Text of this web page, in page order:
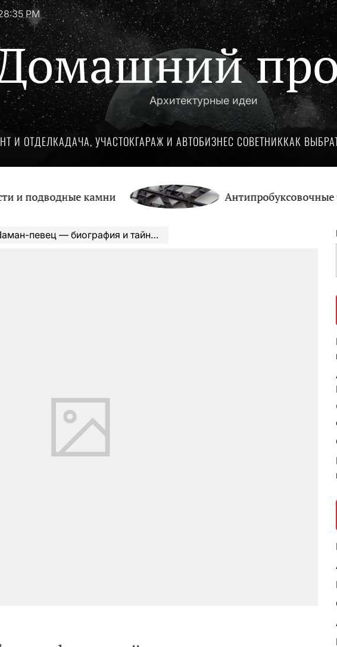
PM
Архитектурные идеи
И ОТДЕЛКАДАЧА, УЧАСТОКГАРАЖ И АВТОБИЗНЕС СОВЕТНИККАК
камни Антипробуксовочные траки:
певец — биография и тайны его искусства — открываем дверь в мир магии и мелодий